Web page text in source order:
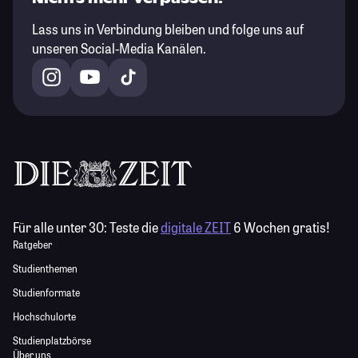
Lass uns in Verbindung bleiben und folge uns auf
unseren Social-Media Kanälen.
Für alle unter 30:Teste diedigitale ZEIT6 Wochen gratis!
Ratgeber
Studienthemen
Studienformate
Hochschulorte
Studienplatzbörse
Über uns